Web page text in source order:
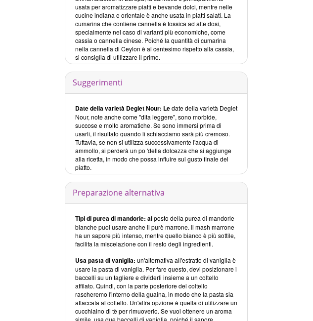
usata per aromatizzare piatti e bevande dolci, mentre nelle
cucine indiana e orientale è anche usata in piatti salati. La
cumarina che contiene cannella è tossica ad alte dosi,
specialmente nel caso di varianti più economiche, come
cassia o cannella cinese. Poiché la quantità di cumarina
nella cannella di Ceylon è al centesimo rispetto alla cassia,
si consiglia di utilizzare il primo.
Suggerimenti
Date della varietà Deglet Nour: Ledate della varietà Deglet
Nour, note anche come "dita leggere", sono morbide,
succose e molto aromatiche. Se sono immersi prima di
usarli, il risultato quando li schiacciamo sarà più cremoso.
Tuttavia, se non si utilizza successivamente l'acqua di
ammollo, si perderà un po 'della dolcezza che si aggiunge
alla ricetta, in modo che possa influire sul gusto finale del
piatto.
Preparazione alternativa
Tipi di purea di mandorle: alposto della purea di mandorle
bianche puoi usare anche il purè marrone. Il mash marrone
ha un sapore più intenso, mentre quello bianco è più sottile,
facilita la miscelazione con il resto degli ingredienti.
Usa pasta di vaniglia: un'alternativa all'estratto di vaniglia è
usare la pasta di vaniglia. Per fare questo, devi posizionare i
baccelli su un tagliere e dividerli insieme a un coltello
affilato. Quindi, con la parte posteriore del coltello
rascheremo l'interno della guaina, in modo che la pasta sia
attaccata al coltello. Un'altra opzione è quella di utilizzare un
cucchiaino di tè per rimuoverlo. Se vuoi ottenere un aroma
simile, usa due baccelli di vaniglia, poiché il sapore